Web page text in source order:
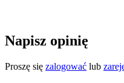
Napisz opinię
Proszę się zalogować lub